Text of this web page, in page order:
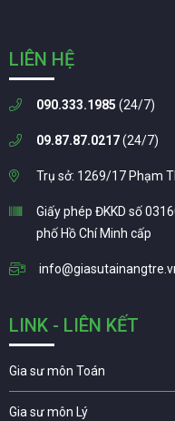
LIÊN HỆ
090.333.1985 (24/7)
09.87.87.0217(24/7)
Trụ sở: 1269/17 Phạm
Giấy phép ĐKKD số
phố Hồ Chí Minh cấp
LINK - LIÊN KẾT
Gia sư môn Toán
Gia sư môn Lý